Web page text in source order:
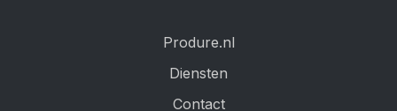
Produre.nl
Diensten
Contact